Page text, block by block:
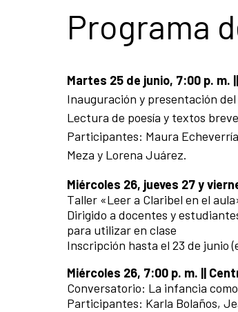
Programa
Martes 25 de junio, 7:00 p. m.
Inauguración y presentación
Lectura de poesía y textos
Participantes: Maura
Meza y Lorena Juárez.
Miércoles 26, jueves 27 y
Taller «Leer a Claribel en el
Dirigido a docentes y
para utilizar en clase
Inscripción hasta el 23 de junio
Miércoles 26, 7:00 p. m. ||
Conversatorio: La infancia
Participantes: Karla Bolaños,